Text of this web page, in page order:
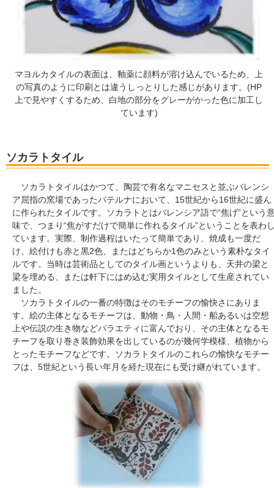
マヨルカタイルの表面は、釉薬に顔料が溶け込んでいるため、上
の写真のように印刷とは違うしっとりした感じがあります。(HP
上で見やすくするため、白地の部分をグレーがかった色に加工し
ています)
ソカラトタイル
ソカラトタイルはかつて、陶芸で有名なマニセスと並ぶバレンシ
ア屈指の窯場であったパテルナにおいて、15世紀から16世紀に盛ん
に作られたタイルです。ソカラトとはバレンシア語で“焦げ”という
味で、つまり“焦がすだけで簡単に作れるタイル”ということを表わ
ています。実際、制作過程はいたって簡単であり、焼成も一度だ
け、絵付けも赤と黒2色、またはどちらか1色のみという素朴なタイ
ルです。当時は芸術品としてのタイル画というよりも、天井の梁と
梁を埋める、または軒下にはめ込む実用タイルとして生産されてい
ました。
ソカラトタイルの一番の特徴はそのモチーフの愉快さにありま
す。絵の主体となるモチーフは、動物・鳥・人間・船あるいは空想
上や伝説の生き物などバラエティに富んでおり、その主体となるモ
チーフを取り巻き装飾効果を出しているのが幾何学模様、植物から
とったモチーフなどです。ソカラトタイルのこれらの愉快なモチー
フは、5世紀という長い年月を経た現在にも受け継がれています。